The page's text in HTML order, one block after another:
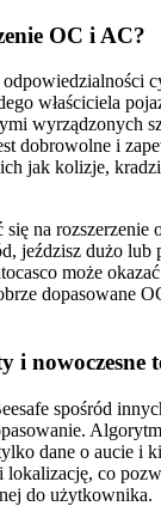
OC i AC?
właściciela
wyrządzonych
dobrowolne i
jak kolizje,
na rozszerzenie
jeździsz dużo lub
może
dopasowane
i nowoczesne
spośród
dane o aucie i
lokalizację, co
do użytkownika.